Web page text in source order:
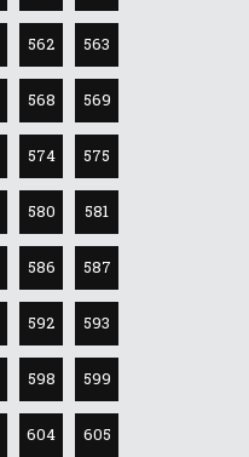
562 563
568 569
574 575
580 581
586 587
592 593
598 599
604 605